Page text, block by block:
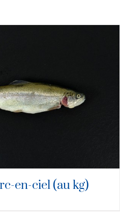
DÉTAILS
en-ciel (au kg)